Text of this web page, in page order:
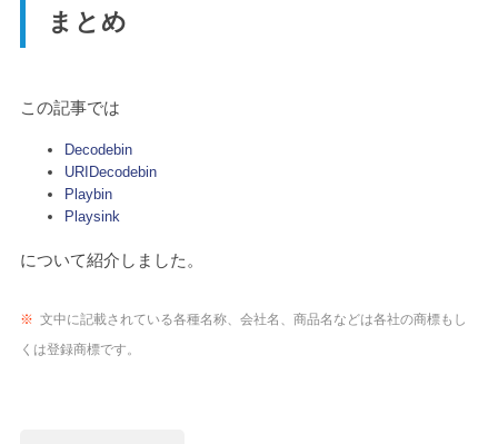
まとめ
この記事では
Decodebin
URIDecodebin
Playbin
Playsink
について紹介しました。
※ 文中に記載されている各種名称、会社名、商品名などは各社の商標もし
くは登録商標です。